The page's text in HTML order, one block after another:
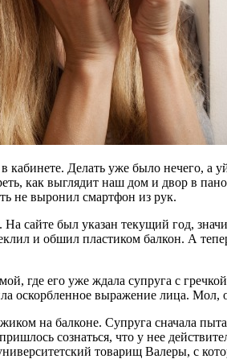
в кабинете. Делать уже было нечего,
как выглядит наш дом и двор в
не выронил смартфон из рук.
сайте был указан текущий год,
и обшил пластиком балкон. А
где его уже ждала супруга с
оскорбленное выражение лица.
на балконе. Супруга сначала
сознаться, что у нее
товарищ Валеры, с